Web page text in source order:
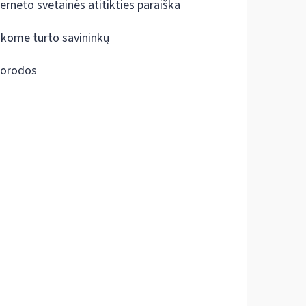
svetainės atitikties paraiška
turto savininkų